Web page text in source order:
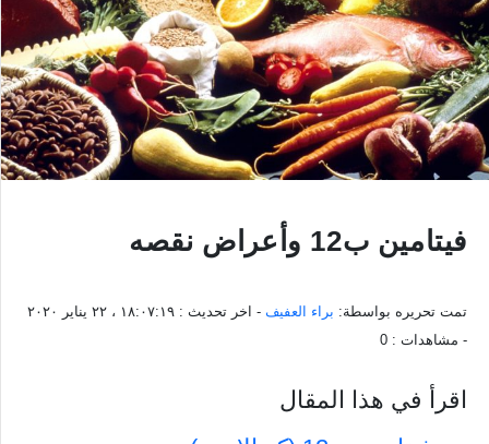
فيتامين ب12 وأعراض نقصه
تمت تحريره بواسطة: براء العفيف - اخر تحديث : ١٨:٠٧:١٩ ، ٢٢ يناير ٢٠٢٠
- مشاهدات : 0
اقرأ في هذا المقال